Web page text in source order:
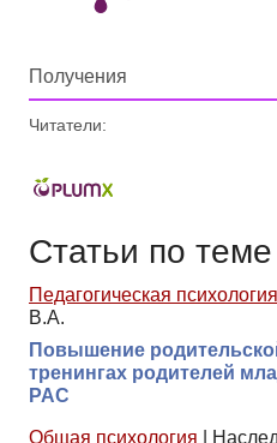
Получения
Читатели:
Статьи по теме
Педагогическая психология
В.А.
Повышение
тренингах родителей
РАС
Общая психология